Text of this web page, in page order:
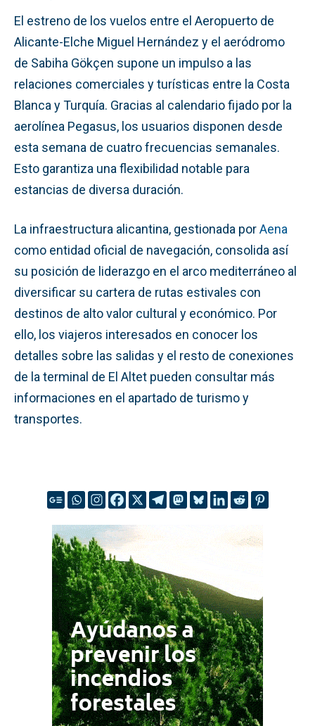
El estreno de los vuelos entre el Aeropuerto de
Alicante-Elche Miguel Hernández y el aeródromo
de Sabiha Gökçen supone un impulso a las
relaciones comerciales y turísticas entre la Costa
Blanca y Turquía. Gracias al calendario fijado por la
aerolínea Pegasus, los usuarios disponen desde
esta semana de cuatro frecuencias semanales.
Esto garantiza una flexibilidad notable para
estancias de diversa duración.
La infraestructura alicantina, gestionada porAena
como entidad oficial de navegación, consolida así
su posición de liderazgo en el arco mediterráneo al
diversificar su cartera de rutas estivales con
destinos de alto valor cultural y económico. Por
ello, los viajeros interesados en conocer los
detalles sobre las salidas y el resto de conexiones
de la terminal de El Altet pueden consultar más
informaciones en el apartado de turismo y
transportes.